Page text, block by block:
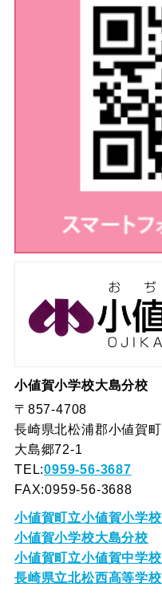
小値賀小学校大島分校
〒857-4708
長崎県北松浦郡小値賀町
大島郷72-1
TEL:0959-56-3687
FAX:0959-56-3688
小値賀町立小値賀小学校
小値賀小学校大島分校
小値賀町立小値賀中学校
長崎県立北松西高等学校